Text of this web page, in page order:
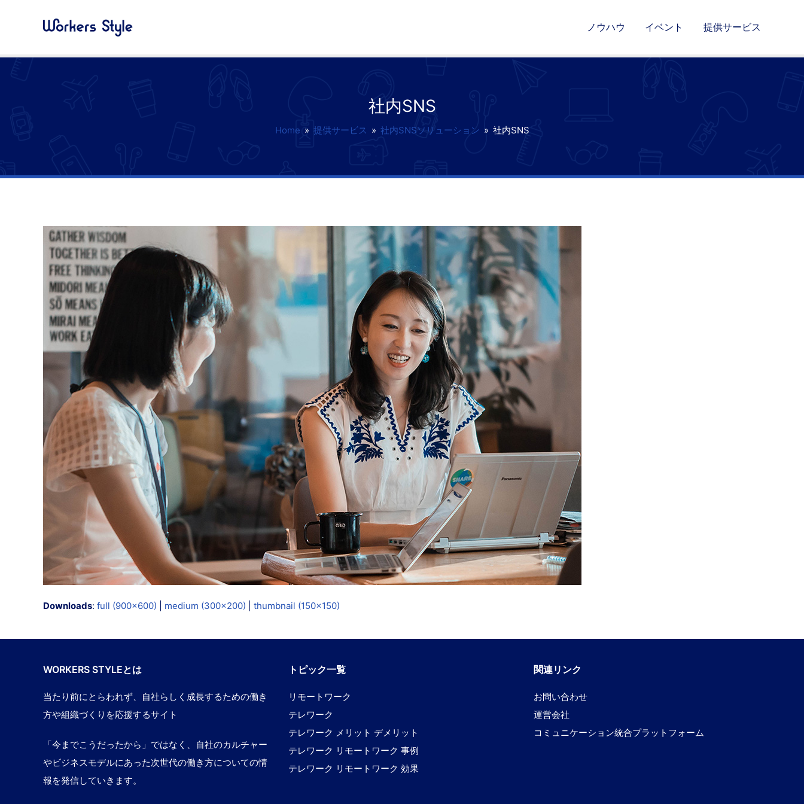
ノウハウ イベント 提供サービス
社内SNS
Home » 提供サービス » 社内SNSソリューション » 社内SNS
Downloads: full (900x600) medium (300x200) thumbnail (150x150)
WORKERS STYLEとは
当たり前にとらわれず、自社らしく成長するための働き
方や組織づくりを応援するサイト
「今までこうだったから」ではなく、自社のカルチャー
やビジネスモデルにあった次世代の働き方についての情
報を発信していきます。
トピック一覧
リモートワーク
テレワーク
テレワーク メリット デメリット
テレワーク リモートワーク 事例
テレワーク リモートワーク 効果
関連リンク
お問い合わせ
運営会社
コミュニケーション統合プラットフォーム